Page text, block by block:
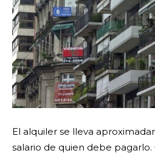
El alquiler se lleva
salario de quien debe pagarlo.